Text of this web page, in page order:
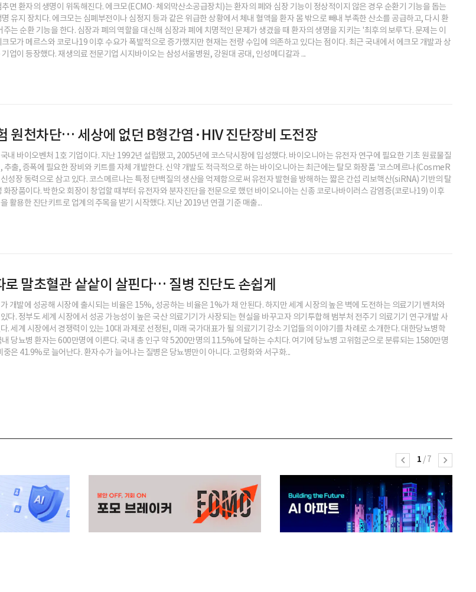
면 환자의 생명이 위독해진다. 에크모(ECMO·체외막산소공급장치)는 환자의 폐와 심장 기능이 정상적이지 않은 경우 순환기 기능을 돕는
유지 장치다. 에크모는 심폐부전이나 심정지 등과 같은 위급한 상황에서 체내 혈액을 환자 몸 밖으로 빼내 부족한 산소를 공급하고, 다시 환
주는 순환 기능을 한다. 심장과 폐의 역할을 대신해 심장과 폐에 치명적인 문제가 생겼을 때 환자의 생명을 지키는 '최후의 보루'다. 문제는 이
모가 메르스와 코로나19 이후 수요가 폭발적으로 증가했지만 현재는 전량 수입에 의존하고 있다는 점이다. 최근 국내에서 에크모 개발과 상
업이 등장했다. 재생의료 전문기업 시지바이오는 삼성서울병원, 강원대 공대, 인성메디칼과 ...
원천차단… 세상에 없던 B형간염·HIV 진단장비 도전장
내 바이오벤처 1호 기업이다. 지난 1992년 설립됐고, 2005년에 코스닥시장에 입성했다. 바이오니아는 유전자 연구에 필요한 기초 원료물질
추출, 증폭에 필요한 장비와 키트를 자체 개발한다. 신약 개발도 적극적으로 하는 바이오니아는 최근에는 탈모 화장품 '코스메르나(CosmeR
성장 동력으로 삼고 있다. 코스메르나는 특정 단백질의 생산을 억제함으로써 유전자 발현을 방해하는 짧은 간섭 리보핵산(siRNA) 기반의 탈
화장품이다. 박한오 회장이 창업할 때부터 유전자와 분자진단을 전문으로 했던 바이오니아는 신종 코로나바이러스 감염증(코로나19) 이후
활용한 진단키트로 업계의 주목을 받기 시작했다. 지난 2019년 연결 기준 매출...
로 말초혈관 샅샅이 살핀다… 질병 진단도 손쉽게
개발에 성공해 시장에 출시되는 비율은 15%, 성공하는 비율은 1%가 채 안된다. 하지만 세계 시장의 높은 벽에 도전하는 의료기기 벤처와
다. 정부도 세계 시장에서 성공 가능성이 높은 국산 의료기기가 사장되는 현실을 바꾸고자 의기투합해 범부처 전주기 의료기기 연구개발 사
. 세계 시장에서 경쟁력이 있는 10대 과제로 선정된, 미래 국가대표가 될 의료기기 강소 기업들의 이야기를 차례로 소개한다. 대한당뇨병학
내 당뇨병 환자는 600만명에 이른다. 국내 총 인구 약 5200만명의 11.5%에 달하는 수치다. 여기에 당뇨병 고위험군으로 분류되는 1580만명
중은 41.9%로 늘어난다. 환자수가 늘어나는 질병은 당뇨병만이 아니다. 고령화와 서구화...
1 /7